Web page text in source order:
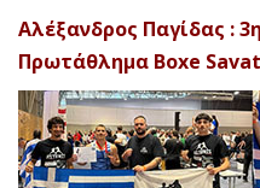
Αλέξανδρος Παγίδας :
Πρωτάθλημα Boxe